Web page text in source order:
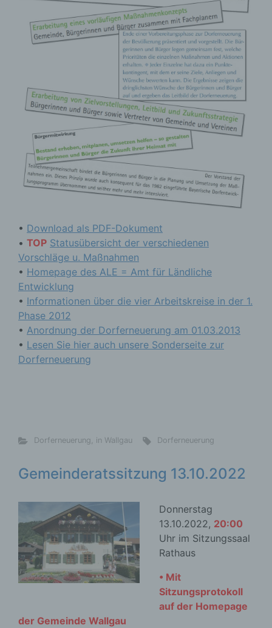
• Download als PDF-Dokument
• TOP Statusübersicht der verschiedenen
Vorschläge u. Maßnahmen
• Homepage des ALE = Amt für Ländliche
Entwicklung
• Informationen über die vier Arbeitskreise in der 1.
Phase 2012
• Anordnung der Dorferneuerung am 01.03.2013
• Lesen Sie hier auch unsere Sonderseite zur
Dorferneuerung
Dorferneuerung, in Wallgau Dorferneuerung
Gemeinderatssitzung 13.10.2022
Donnerstag
13.10.2022, 20:00
Uhr im Sitzungssaal
Rathaus
• Mit
Sitzungsprotokoll
auf der Homepage
der Gemeinde Wallgau